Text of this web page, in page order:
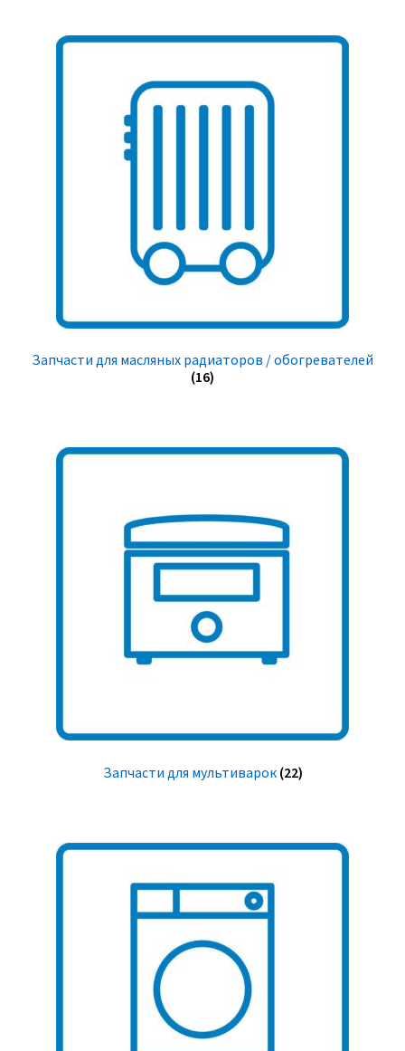
Запчасти для масляных радиаторов / обогревателей
(16)
Запчасти для мультиварок (22)